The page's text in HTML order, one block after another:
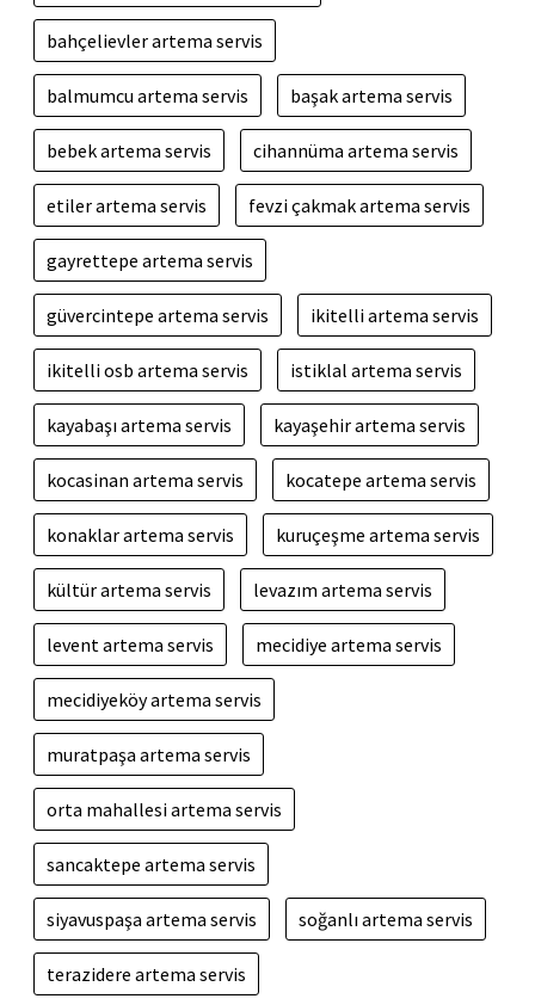
bahçelievler artema servis
balmumcu artema servis başak artema servis
bebek artema servis cihannüma artema servis
etiler artema servis fevzi çakmak artema servis
gayrettepe artema servis
güvercintepe artema servis ikitelli artema servis
ikitelli osb artema servis istiklal artema servis
kayabaşı artema servis kayaşehir artema servis
kocasinan artema servis kocatepe artema servis
konaklar artema servis kuruçeşme artema servis
kültür artema servis levazım artema servis
levent artema servis mecidiye artema servis
mecidiyeköy artema servis
muratpaşa artema servis
orta mahallesi artema servis
sancaktepe artema servis
siyavuspaşa artema servis soğanlı artema servis
terazidere artema servis